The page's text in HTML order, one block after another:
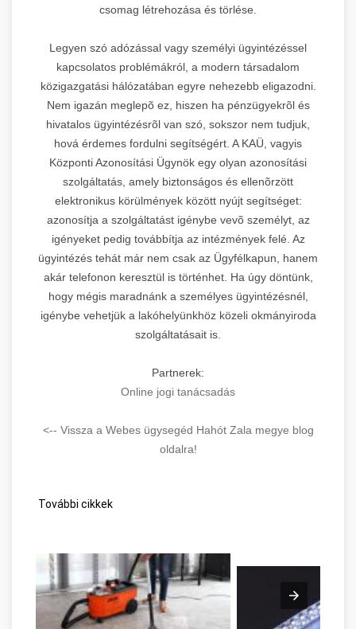
csomag létrehozása és törlése.
Legyen szó adózással vagy személyi ügyintézéssel
kapcsolatos problémákról, a modern társadalom
közigazgatási hálózatában egyre nehezebb eligazodni.
Nem igazán meglepõ ez, hiszen ha pénzügyekrõl és
hivatalos ügyintézésrõl van szó, sokszor nem tudjuk,
hová érdemes fordulni segítségért. A KAÜ, vagyis
Központi Azonosítási Ügynök egy olyan azonosítási
szolgáltatás, amely biztonságos és ellenõrzött
elektronikus körülmények között nyújt segítséget:
azonosítja a szolgáltatást igénybe vevõ személyt, az
igényeket pedig továbbítja az intézmények felé. Az
ügyintézés tehát már nem csak az Ügyfélkapun, hanem
akár telefonon keresztül is történhet. Ha úgy döntünk,
hogy mégis maradnánk a személyes ügyintézésnél,
igénybe vehetjük a lakóhelyünkhöz közeli okmányiroda
szolgáltatásait is.
Partnerek:
Online jogi tanácsadás
<-- Vissza a Webes ügysegéd Hahót Zala megye blog
oldalra!
További cikkek